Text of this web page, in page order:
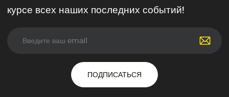
курсе всех наших последних событий!
ПОДПИСАТЬСЯ